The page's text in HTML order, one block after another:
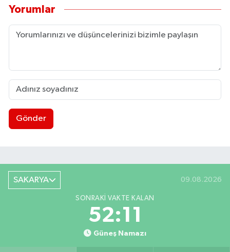
Yorumlar
Gönder
SAKARYA 09.08.2026
SONRAKI VAKTE KALAN
52:10
Güneş Namazı